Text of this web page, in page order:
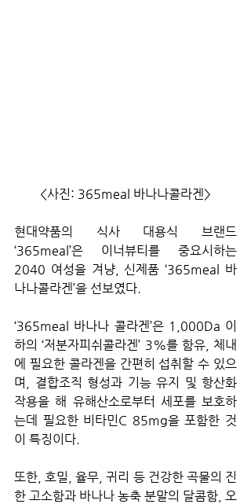
<사진: 365meal 바나나콜라겐>
현대약품의 식사 대용식 브랜드
‘365meal’은 이너뷰티를 중요시하는
2040 여성을 겨냥, 신제품 ‘365meal 바
나나콜라겐’을 선보였다.
‘365meal 바나나 콜라겐’은 1,000Da 이
하의 ‘저분자피쉬콜라겐’ 3%를 함유, 체내
에 필요한 콜라겐을 간편히 섭취할 수 있으
며, 결합조직 형성과 기능 유지 및 항산화
작용을 해 유해산소로부터 세포를 보호하
는데 필요한 비타민C 85mg을 포함한 것
이 특징이다.
또한, 호밀, 율무, 귀리 등 건강한 곡물의 진
한 고소함과 바나나 농축 분말의 달콤함, 오